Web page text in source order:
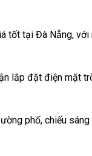
tốt tại Đà Nẵng, với
lắp đặt điện mặt
phố, chiếu